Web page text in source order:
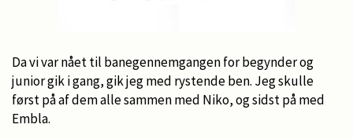
Da vi var nået til banegennemgangen for begynder og
junior gik i gang, gik jeg med rystende ben. Jeg skulle
først på af dem alle sammen med Niko, og sidst på med
Embla.